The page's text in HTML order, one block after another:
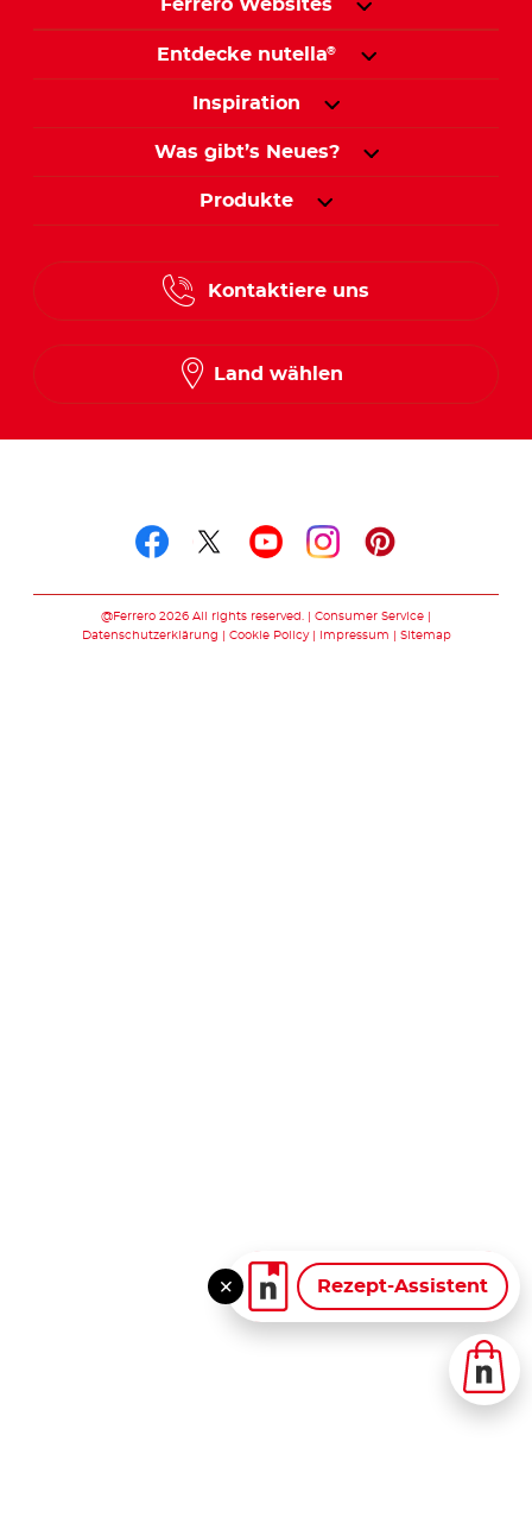
Rezept-Assistent
Ferrero Websites
Entdecke nutella®
Inspiration
Was gibt’s Neues?
Produkte
Kontaktiere uns
Land wählen
@Ferrero 2026 All rights reserved.
Consumer Service
Datenschutzerklärung
Cookie Policy Impressum Sitemap